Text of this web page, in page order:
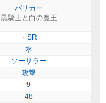
パリカー
黒騎士と白の魔王
・SR
水
ソーサラー
攻撃
9
48